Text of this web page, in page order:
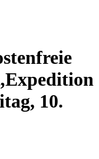
10.